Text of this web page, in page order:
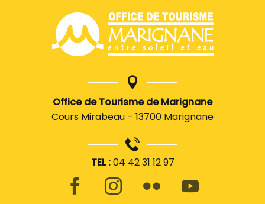
Office de Tourisme de Marignane
Cours Mirabeau – 13700 Marignane
TEL :04 42 31 12 97